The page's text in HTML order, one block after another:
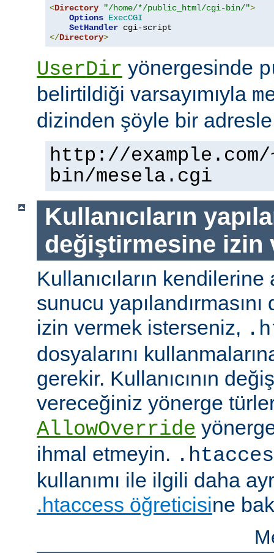
<Directory "/home/*/public_html/cgi-bin/">
Options ExecCGI
SetHandler
</Directory>
UserDir yönergesinde
belirtildiği varsayımıyla
dizinden şöyle bir
http://
bin/mesela.cgi
Kullanıcıların
değiştirmesine izin
Kullanıcıların
sunucu
izin vermek isterseniz,
dosyalarını
gerekir. Kullanıcının
vereceğiniz yönerge
AllowOverride
ihmal etmeyin.
kullanımı ile ilgili daha
.htaccess öğreticisine